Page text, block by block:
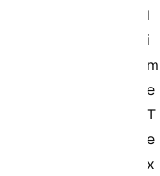
l
i
m
e
T
e
x